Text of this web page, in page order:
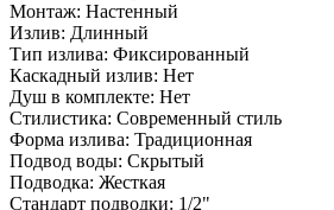
Монтаж: Настенный
Излив: Длинный
Тип излива: Фиксированный
Каскадный излив: Нет
Душ в комплекте: Нет
Стилистика: Современный стиль
Форма излива: Традиционная
Подвод воды: Скрытый
Подводка: Жесткая
Стандарт подводки: 1/2"